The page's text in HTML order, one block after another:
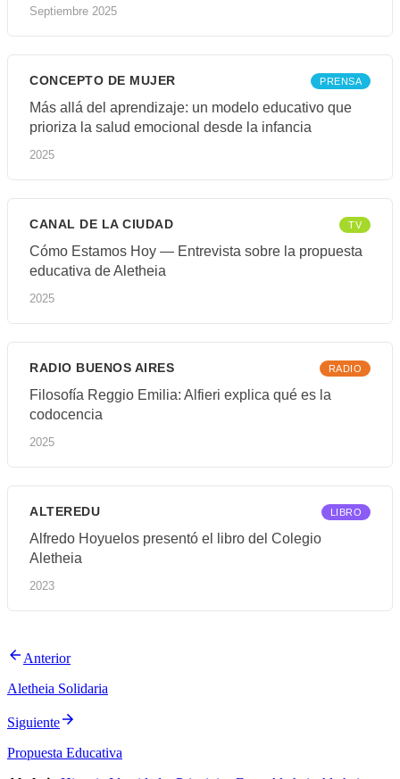
Septiembre 2025
CONCEPTO DE MUJER PRENSA
Más allá del aprendizaje: un modelo educativo que
prioriza la salud emocional desde la infancia
2025
CANAL DE LA CIUDAD TV
Cómo Estamos Hoy — Entrevista sobre la propuesta
educativa de Aletheia
2025
RADIO BUENOS AIRES RADIO
Filosofía Reggio Emilia: Alfieri explica qué es la
codocencia
2025
ALTEREDU LIBRO
Alfredo Hoyuelos presentó el libro del Colegio
Aletheia
2023
Anterior
Aletheia Solidaria
Siguiente
Propuesta Educativa